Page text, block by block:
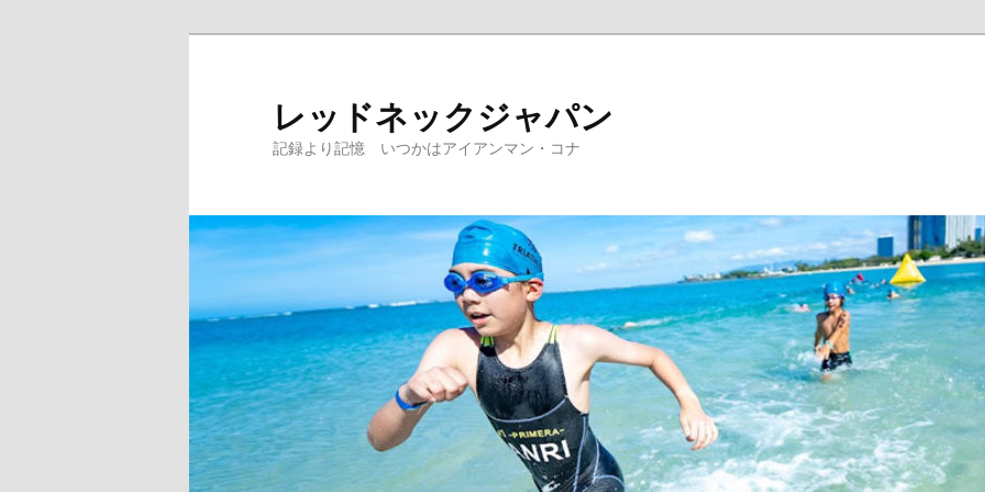
レッドネックジャパン
記録より記憶 いつかはアイアンマン・コナ